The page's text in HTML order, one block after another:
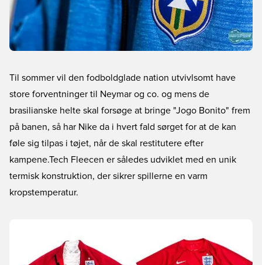
Til sommer vil den fodboldglade nation utvivlsomt have
store forventninger til Neymar og co. og mens de
brasilianske helte skal forsøge at bringe "Jogo Bonito" frem
på banen, så har Nike da i hvert fald sørget for at de kan
føle sig tilpas i tøjet, når de skal restitutere efter
kampene.Tech Fleecen er således udviklet med en unik
termisk konstruktion, der sikrer spillerne en varm
kropstemperatur.